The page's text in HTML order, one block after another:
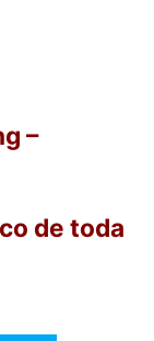
–
de toda